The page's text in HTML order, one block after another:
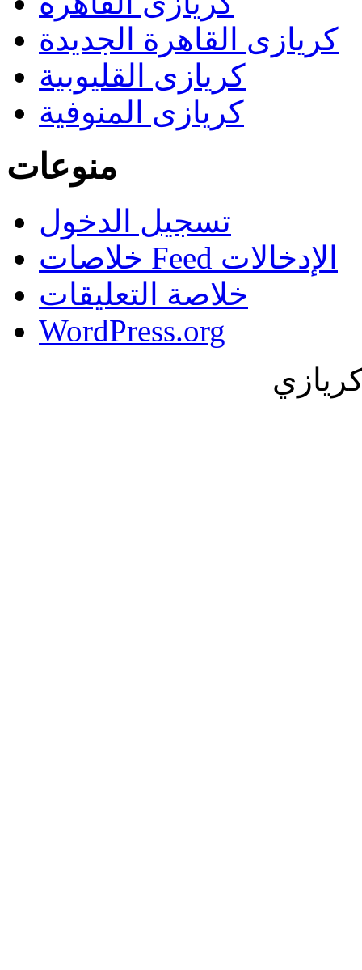
كريازى القاهرة الجديدة
كريازى القليوبية
كريازى المنوفية
منوعات
تسجيل الدخول
خلاصات Feed الإدخالات
خلاصة التعليقات
WordPress.org